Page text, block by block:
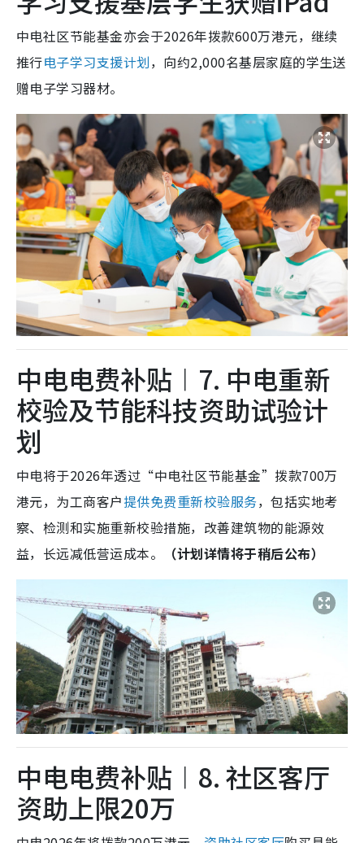
中电社区节能基金亦会于2026年拨款600万港元，继续
推行电子学习支援计划，向约2,000名基层家庭的学生送
赠电子学习器材。
中电电费补贴︱7. 中电重新
校验及节能科技资助试验计
划
中电将于2026年透过“中电社区节能基金”拨款700万
港元，为工商客户提供免费重新校验服务，包括实地考
察、检测和实施重新校验措施，改善建筑物的能源效
益，长远减低营运成本。
（计划详情将于稍后公布）
中电电费补贴︱8. 社区客厅
资助上限20万